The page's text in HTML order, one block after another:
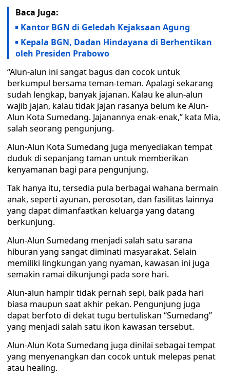
Baca Juga:
Kantor BGN di Geledah Kejaksaan Agung
Kepala BGN, Dadan Hindayana di Berhentikan
oleh Presiden Prabowo
“Alun-alun ini sangat bagus dan cocok untuk
berkumpul bersama teman-teman. Apalagi sekarang
sudah lengkap, banyak jajanan. Kalau ke alun-alun
wajib jajan, kalau tidak jajan rasanya belum ke Alun-
Alun Kota Sumedang. Jajanannya enak-enak,” kata Mia,
salah seorang pengunjung.
Alun-Alun Kota Sumedang juga menyediakan tempat
duduk di sepanjang taman untuk memberikan
kenyamanan bagi para pengunjung.
Tak hanya itu, tersedia pula berbagai wahana bermain
anak, seperti ayunan, perosotan, dan fasilitas lainnya
yang dapat dimanfaatkan keluarga yang datang
berkunjung.
Alun-Alun Sumedang menjadi salah satu sarana
hiburan yang sangat diminati masyarakat. Selain
memiliki lingkungan yang nyaman, kawasan ini juga
semakin ramai dikunjungi pada sore hari.
Alun-alun hampir tidak pernah sepi, baik pada hari
biasa maupun saat akhir pekan. Pengunjung juga
dapat berfoto di dekat tugu bertuliskan “Sumedang”
yang menjadi salah satu ikon kawasan tersebut.
Alun-Alun Kota Sumedang juga dinilai sebagai tempat
yang menyenangkan dan cocok untuk melepas penat
atau healing.